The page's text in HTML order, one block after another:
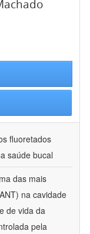
fluoretados
saúde bucal
das mais
na cavidade
de vida da
pela